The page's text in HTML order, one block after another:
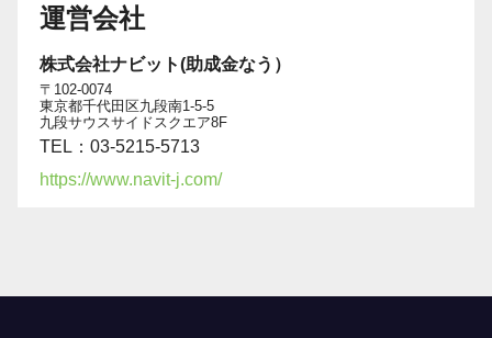
運営会社
株式会社ナビット(助成金なう）
〒102-0074
東京都千代田区九段南1-5-5
九段サウスサイドスクエア8F
TEL：03-5215-5713
https://www.navit-j.com/